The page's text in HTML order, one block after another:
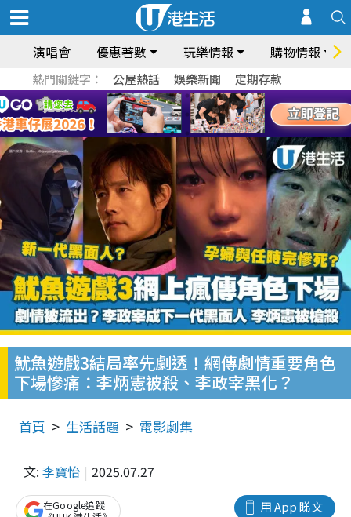
演唱會 優惠著數 玩樂情報 購物情報
熱門關鍵字： 公屋熱話 娛樂新聞 定期存款
魷魚遊戲3結局率先劇透！網傳劇情重要角色
下場慘痛：李炳憲被殺、李政宰黑化？
首頁 生活話題 電影劇集
文: 李寶怡 2025.07.27
用 App 睇文
在Google追蹤